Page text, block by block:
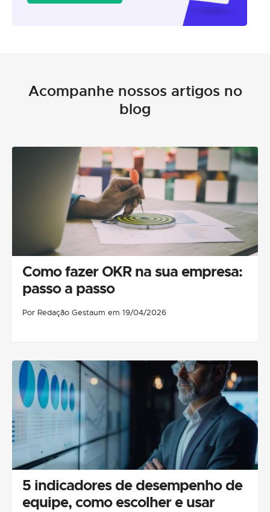
Acompanhe nossos artigos no
blog
Como fazer OKR na sua empresa:
passo a passo
Por Redação Gestaum em 19/04/2026
5 indicadores de desempenho de
equipe, como escolher e usar